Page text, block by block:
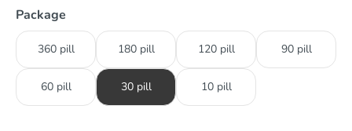
Package
360 pill 180 pill 120 pill 90 pill
60 pill 30 pill 10 pill